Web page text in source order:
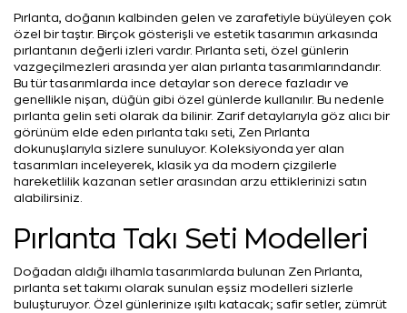
Pırlanta, doğanın kalbinden gelen ve zarafetiyle büyüleyen çok
özel bir taştır. Birçok gösterişli ve estetik tasarımın arkasında
pırlantanın değerli izleri vardır. Pırlanta seti, özel günlerin
vazgeçilmezleri arasında yer alan pırlanta tasarımlarındandır.
Bu tür tasarımlarda ince detaylar son derece fazladır ve
genellikle nişan, düğün gibi özel günlerde kullanılır. Bu nedenle
pırlanta gelin seti olarak da bilinir. Zarif detaylarıyla göz alıcı bir
görünüm elde eden pırlanta takı seti, Zen Pırlanta
dokunuşlarıyla sizlere sunuluyor. Koleksiyonda yer alan
tasarımları inceleyerek, klasik ya da modern çizgilerle
hareketlilik kazanan setler arasından arzu ettiklerinizi satın
alabilirsiniz.
Pırlanta Takı Seti Modelleri
Doğadan aldığı ilhamla tasarımlarda bulunan Zen Pırlanta,
pırlanta set takımı olarak sunulan eşsiz modelleri sizlerle
buluşturuyor. Özel günlerinize ışıltı katacak; safir setler, zümrüt